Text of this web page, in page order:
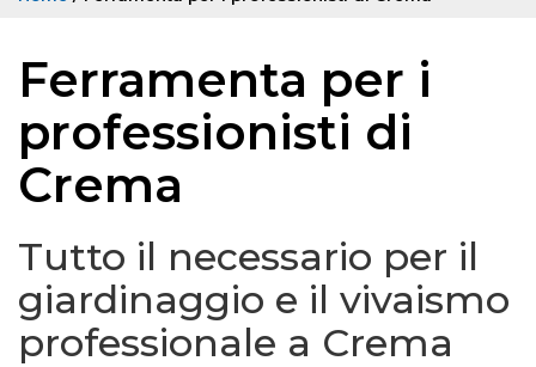
Ferramenta per i
professionisti di
Crema
Tutto il necessario per il
giardinaggio e il vivaismo
professionale a Crema